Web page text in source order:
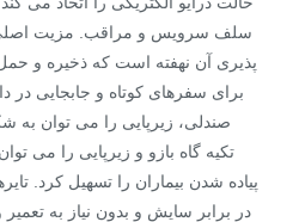
سلف سرویس و مراقب. مزیت
پذیری آن نهفته است که ذخیره و
برای سفرهای کوتاه و جابجایی در
صندلی، زیرپایی را می توان به
تکیه گاه بازو و زیرپایی را می
پیاده شدن بیماران را تسهیل کرد.
در برابر سایش و بدون نیاز به